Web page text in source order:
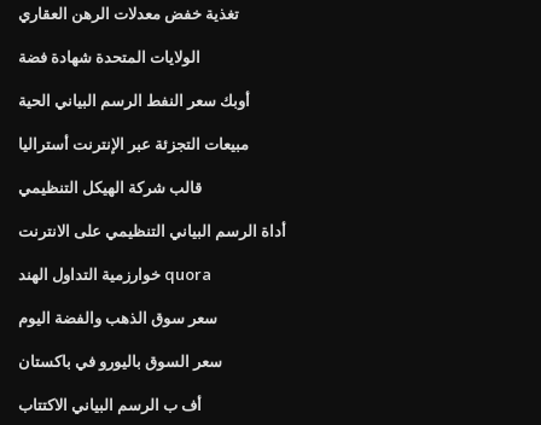
تغذية خفض معدلات الرهن العقاري
الولايات المتحدة شهادة فضة
أوبك سعر النفط الرسم البياني الحية
مبيعات التجزئة عبر الإنترنت أستراليا
قالب شركة الهيكل التنظيمي
أداة الرسم البياني التنظيمي على الانترنت
خوارزمية التداول الهند quora
سعر سوق الذهب والفضة اليوم
سعر السوق باليورو في باكستان
أف ب الرسم البياني الاكتتاب